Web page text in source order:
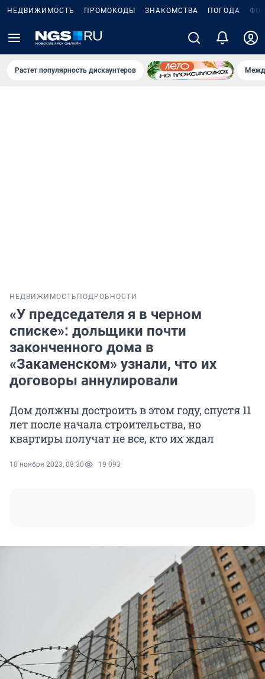
НЕДВИЖИМОСТЬ ПРОМОКОДЫ ЗНАКОМСТВА ПОГОДА
Растет популярность дискаунтеров
НЕДВИЖИМОСТЬ ПОДРОБНОСТИ
«У председателя я в черном
списке»: дольщики почти
законченного дома в
«Закаменском» узнали, что их
договоры аннулировали
Дом должны достроить в этом году, спустя 11
лет после начала строительства, но
квартиры получат не все, кто их ждал
10 ноября 2023, 08:30 19 093